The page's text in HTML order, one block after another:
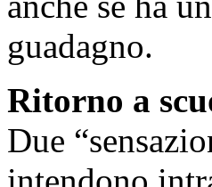
guadagno.
Ritorno a
Due